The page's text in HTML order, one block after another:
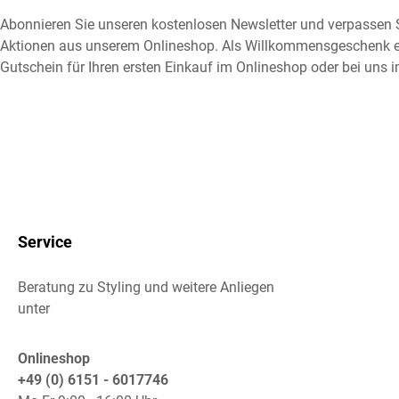
Abonnieren Sie unseren kostenlosen Newsletter und verpassen
Aktionen aus unserem Onlineshop. Als Willkommensgeschenk
Gutschein für Ihren ersten Einkauf im Onlineshop oder bei uns
Service
Beratung zu Styling und weitere Anliegen
unter
Onlineshop
+49 (0) 6151 - 6017746